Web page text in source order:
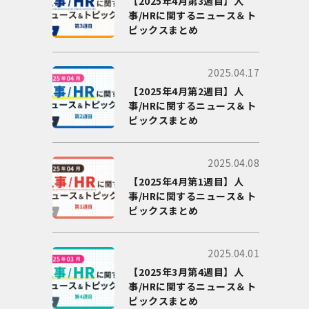
事/HRに関するニュース＆ト
ピックスまとめ
2025.04.17
【2025年4月第2週目】人
事/HRに関するニュース＆ト
ピックスまとめ
2025.04.08
【2025年4月第1週目】人
事/HRに関するニュース＆ト
ピックスまとめ
2025.04.01
【2025年3月第4週目】人
事/HRに関するニュース＆ト
ピックスまとめ